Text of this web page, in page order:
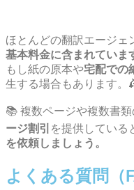
ほとんどの翻訳エージェ
基本料金に含まれていま
もし紙の原本や宅配での
生する場合もあります。
📚 複数ページや複数書類
ージ割引 を提供している
を依頼しましょう。
よくある質問（